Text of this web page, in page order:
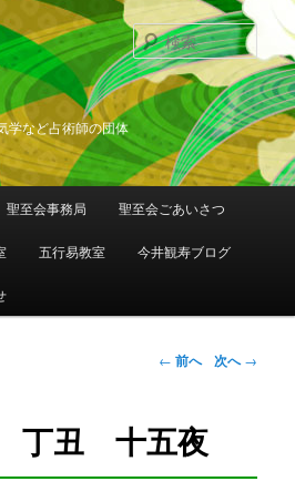
学など占術師の団体
索
聖至会事務局 聖至会ごあいさつ
五行易教室 今井観寿ブログ
投稿ナビゲー
← 前へ 次へ→
丁丑 十五夜